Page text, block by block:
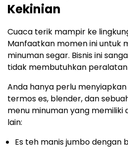
Kekinian
Cuaca terik mampir ke
Manfaatkan momen ini untuk
minuman segar. Bisnis ini
tidak membutuhkan
Anda hanya perlu menyiapkan
termos es, blender, dan
menu minuman yang memiliki
lain:
Es teh manis jumbo dengan